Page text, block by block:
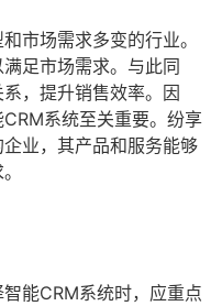
市场需求多变的行业。
足市场需求。与此同
，提升销售效率。因
系统至关重要。纷享
业，其产品和服务能够
能CRM系统时，应重点